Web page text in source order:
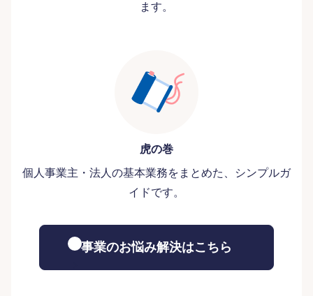
ます。
虎の巻
個人事業主・法人の基本業務をまとめた、シンプルガ
イドです。
事業のお悩み解決はこちら